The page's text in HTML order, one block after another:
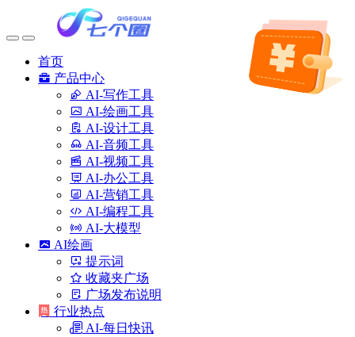
首页
产品中心
AI-写作工具
AI-绘画工具
AI-设计工具
AI-音频工具
AI-视频工具
AI-办公工具
AI-营销工具
AI-编程工具
AI-大模型
AI绘画
提示词
收藏夹广场
广场发布说明
行业热点
AI-每日快讯